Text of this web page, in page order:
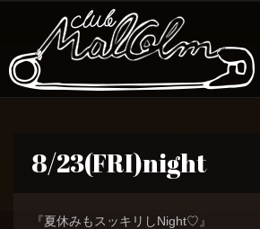
8/23(FRI)night
『夏休みもスッキリしNight♡』